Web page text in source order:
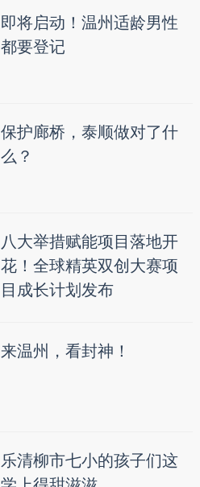
即将启动！温州适龄男性
都要登记
保护廊桥，泰顺做对了什
么？
八大举措赋能项目落地开
花！全球精英双创大赛项
目成长计划发布
来温州，看封神！
乐清柳市七小的孩子们这